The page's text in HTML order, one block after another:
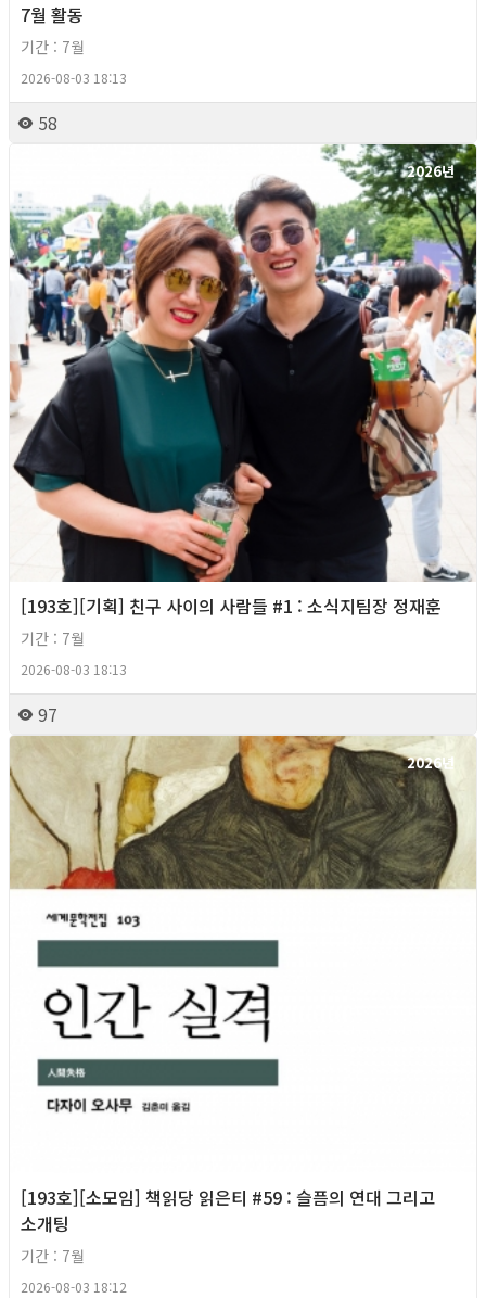
7월 활동
기간 : 7월
2026-08-03 18:13
58
2026년
[193호][기획] 친구 사이의 사람들 #1 : 소식지팀장 정재훈
기간 : 7월
2026-08-03 18:13
97
2026년
[193호][소모임] 책읽당 읽은티 #59 : 슬픔의 연대 그리고
소개팅
기간 : 7월
2026-08-03 18:12